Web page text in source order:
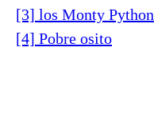
[3] los Monty Python
[4] Pobre osito